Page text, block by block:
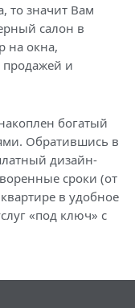
то значит Вам
салон в
на окна,
и
богатый
Обратившись в
дизайн-
сроки (от
в удобное
«под ключ» с